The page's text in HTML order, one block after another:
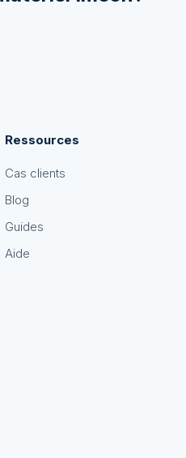
Ressources
Cas clients
Blog
Guides
Aide